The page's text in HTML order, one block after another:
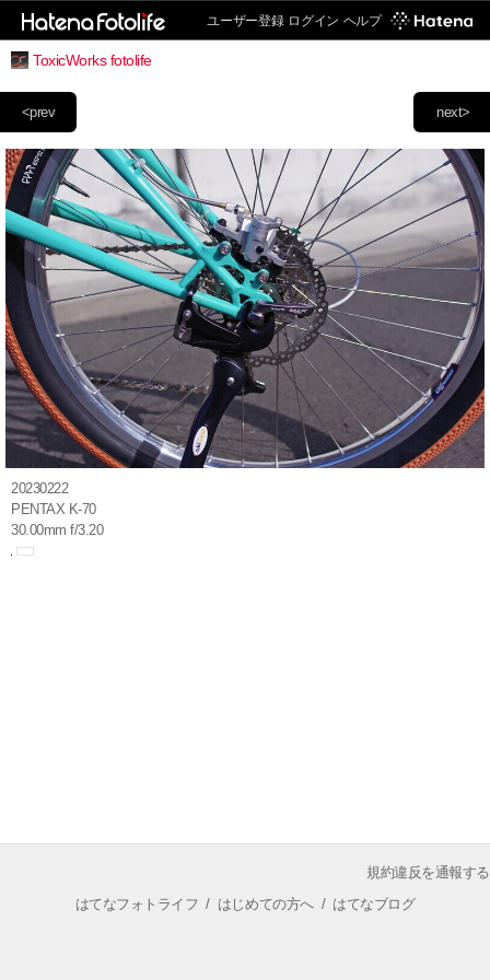
ユーザー登録 ログイン ヘルプ
ToxicWorks fotolife
next>
<prev
20230222
PENTAX K-70
30.00mm f/3.20
規約違反を通報する
はてなフォトライフ / はじめての方へ/ はてなブログ